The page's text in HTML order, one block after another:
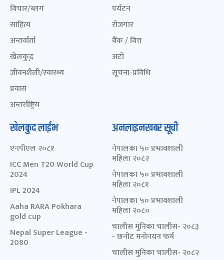
विचार/ब्लग
साहित्य
अन्तर्वार्ता
खेलकुद़़
जीवनशैली/स्वास्थ्य
प्रवास
अन्तर्राष्ट्रिय
पर्यटन
रोजगार
बैंक / वित्त
अटो
सूचना-प्रविधि
खेलकुद लाईभ
एनपीएल २०८१
ICC Men T20 World Cup
2024
IPL 2024
Aaha RARA Pokhara
gold cup
Nepal Super League -
2080
अनलाइनखबर सूची
नेपालका ५० प्रभावशाली
महिला २०८२
नेपालका ५० प्रभावशाली
महिला २०८१
नेपालका ५० प्रभावशाली
महिला २०८०
चालीस मुनिका चालीस- २०८३
- छनोट मनोनयन फर्म
चालीस मुनिका चालीस- २०८२